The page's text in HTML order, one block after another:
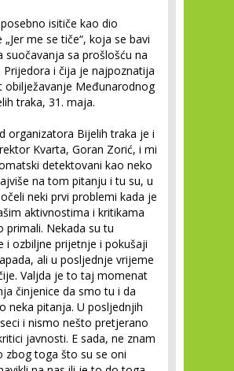
isitiče kao dio
„Jer me se tiče“, koja se bavi
suočavanja sa prošlošću na
Prijedora i čija je najpoznatija
obilježavanje Međunarodnog
traka, 31. maja.
organizatora Bijelih traka je i
Kvarta, Goran Zorić, i mi
detektovani kao neko
na tom pitanju i tu su, u
neki prvi problemi kada je
aktivnostima i kritikama
primali. Nekada su tu
i ozbiljne prijetnje i pokušaji
ali u posljednje vrijeme
Valjda je to taj momenat
činjenice da smo tu i da
neka pitanja. U posljednjih
i nismo nešto pretjerano
javnosti. E sada, ne znam
zbog toga što su se oni